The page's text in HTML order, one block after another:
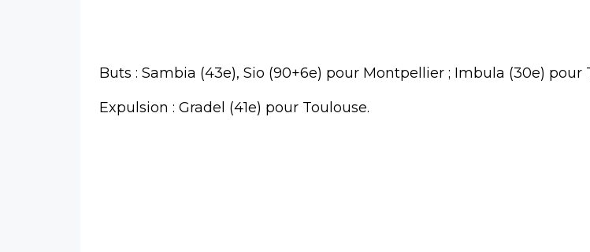
Buts : Sambia (43e), Sio (90+6e) pour Montpellier ; Imbula (30e) pour
Expulsion : Gradel (41e) pour Toulouse.